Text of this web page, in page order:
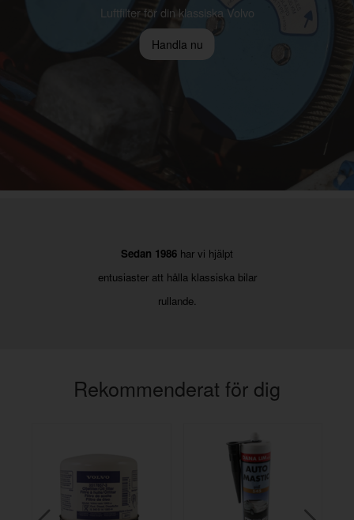
Luftfilter för din klassiska Volvo
Handla nu
Sedan 1986 har vi hjälpt
entusiaster att hålla klassiska bilar
rullande.
Rekommenderat för dig